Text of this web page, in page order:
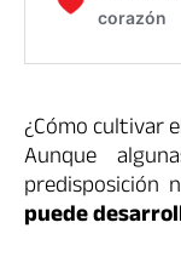
¿Cómo cultivar
Aunque
predisposición
puede